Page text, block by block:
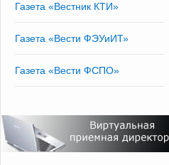
Газета «Вестник КТИ»
Газета «Вести ФЭУиИТ»
Газета «Вести ФСПО»